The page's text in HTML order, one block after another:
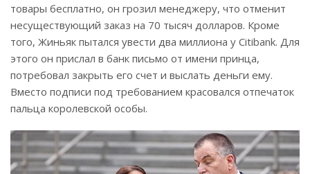
товары бесплатно, он грозил менеджеру, что отменит
несуществующий заказ на 70 тысяч долларов. Кроме
того, Жиньяк пытался увести два миллиона у Citibank. Для
этого он прислал в банк письмо от имени принца,
потребовал закрыть его счет и выслать деньги ему.
Вместо подписи под требованием красовался отпечаток
пальца королевской особы.